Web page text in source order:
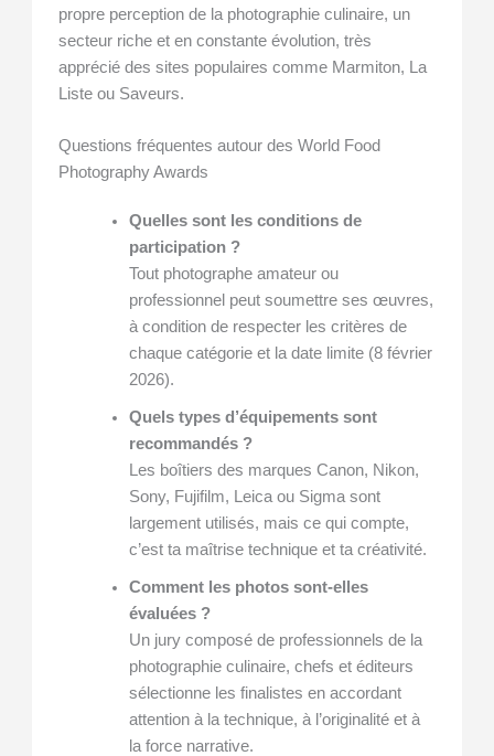
propre perception de la photographie culinaire, un
secteur riche et en constante évolution, très
apprécié des sites populaires comme Marmiton, La
Liste ou Saveurs.
Questions fréquentes autour des World Food
Photography Awards
Quelles sont les conditions de
participation ?
Tout photographe amateur ou
professionnel peut soumettre ses œuvres,
à condition de respecter les critères de
chaque catégorie et la date limite (8 février
2026).
Quels types d’équipements sont
recommandés ?
Les boîtiers des marques Canon, Nikon,
Sony, Fujifilm, Leica ou Sigma sont
largement utilisés, mais ce qui compte,
c’est ta maîtrise technique et ta créativité.
Comment les photos sont-elles
évaluées ?
Un jury composé de professionnels de la
photographie culinaire, chefs et éditeurs
sélectionne les finalistes en accordant
attention à la technique, à l’originalité et à
la force narrative.